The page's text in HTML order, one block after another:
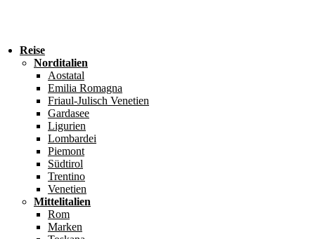
Reise
Norditalien
Aostatal
Emilia Romagna
Friaul-Julisch Venetien
Gardasee
Ligurien
Lombardei
Piemont
Südtirol
Trentino
Venetien
Mittelitalien
Rom
Marken